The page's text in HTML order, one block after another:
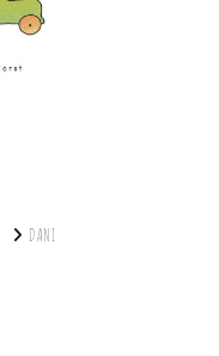
DANI